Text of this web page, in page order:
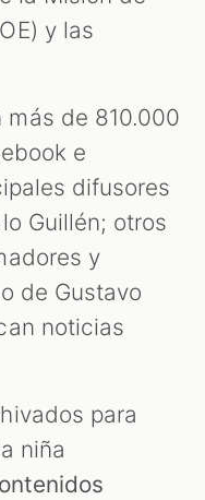
y las
de 810.000
e
difusores
Guillén; otros
y
de Gustavo
noticias
para
niña